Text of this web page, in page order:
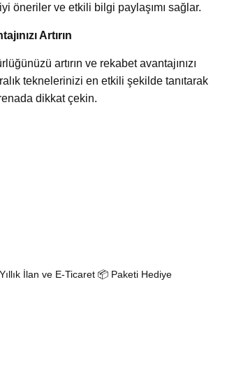
öneriler ve etkili bilgi paylaşımı sağlar.
Artırın
artırın ve rekabet avantajınızı
teknelerinizi en etkili şekilde tanıtarak
dikkat çekin.
İlan ve E-Ticaret 📦 Paketi Hediye